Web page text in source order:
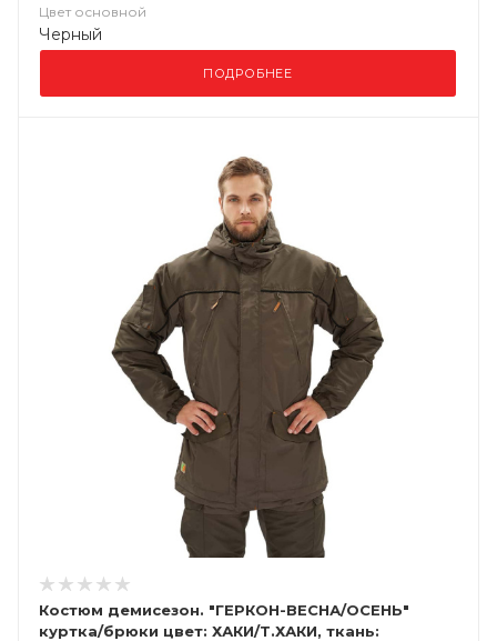
Цвет основной
Черный
ПОДРОБНЕЕ
Костюм демисезон. "ГЕРКОН-ВЕСНА/ОСЕНЬ"
куртка/брюки цвет: ХАКИ/Т.ХАКИ, ткань: